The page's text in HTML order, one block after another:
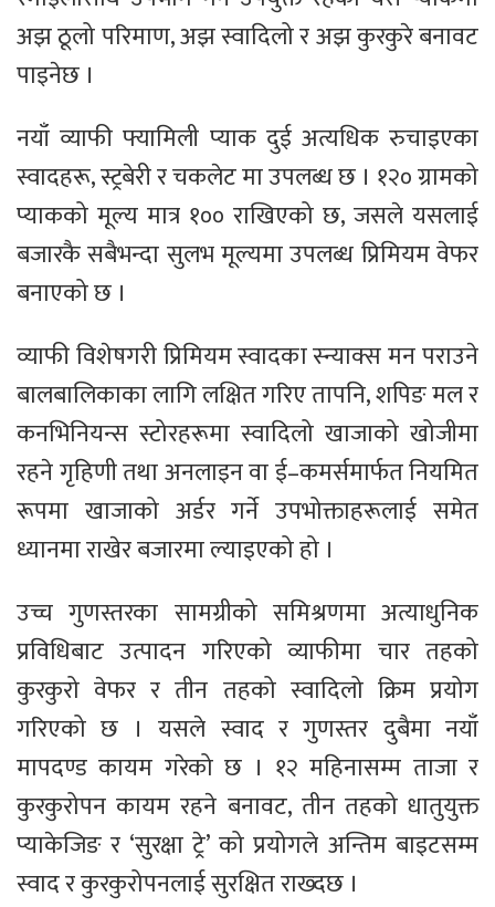
अझ ठूलो परिमाण, अझ स्वादिलो र अझ कुरकुरे बनावट
पाइनेछ ।
नयाँ व्याफी फ्यामिली प्याक दुई अत्यधिक रुचाइएका
स्वादहरू, स्ट्रबेरी र चकलेट मा उपलब्ध छ । १२० ग्रामको
प्याकको मूल्य मात्र १०० राखिएको छ, जसले यसलाई
बजारकै सबैभन्दा सुलभ मूल्यमा उपलब्ध प्रिमियम वेफर
बनाएको छ ।
व्याफी विशेषगरी प्रिमियम स्वादका स्न्याक्स मन पराउने
बालबालिकाका लागि लक्षित गरिए तापनि, शपिङ मल र
कनभिनियन्स स्टोरहरूमा स्वादिलो खाजाको खोजीमा
रहने गृहिणी तथा अनलाइन वा ई–कमर्समार्फत नियमित
रूपमा खाजाको अर्डर गर्ने उपभोक्ताहरूलाई समेत
ध्यानमा राखेर बजारमा ल्याइएको हो ।
उच्च गुणस्तरका सामग्रीको समिश्रणमा अत्याधुनिक
प्रविधिबाट उत्पादन गरिएको व्याफीमा चार तहको
कुरकुरो वेफर र तीन तहको स्वादिलो क्रिम प्रयोग
गरिएको छ । यसले स्वाद र गुणस्तर दुबैमा नयाँ
मापदण्ड कायम गरेको छ । १२ महिनासम्म ताजा र
कुरकुरोपन कायम रहने बनावट, तीन तहको धातुयुक्त
प्याकेजिङ र ‘सुरक्षा ट्रे’ को प्रयोगले अन्तिम बाइटसम्म
स्वाद र कुरकुरोपनलाई सुरक्षित राख्दछ ।